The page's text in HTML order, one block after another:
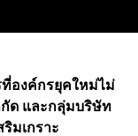
องค์กรยุคใหม่ไม่
ด และกลุ่มบริษัท
มเกราะ